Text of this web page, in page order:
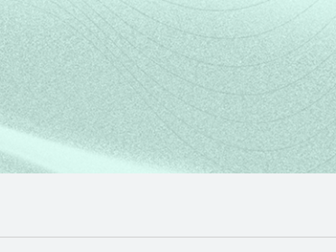
46
36 32 38
0 23 19